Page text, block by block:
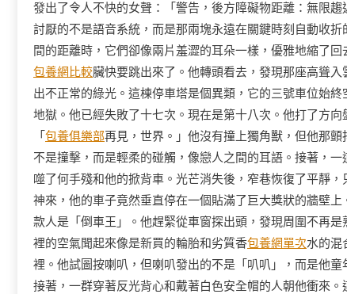
發出了令人不快的女聲：「警告，後方障礙物距離：無限
討厭的不是語音系統，而是那兩塊永遠在關鍵時刻自動收
間的距離時，它們卻像兩片羞澀的耳朵一樣，優雅地縮了
包養網比較臟快要跳出來了。他轉頭看去，發現那座高聳
出不正常的綠光。這棟停車塔是個異類，它的三號車位始
地獄。他已經失敗了十七次。現在是第十八次。他打了方
「 包養俱樂部再見，世界。」他沒有撞上獨角獸，但他那
不是撞擊，而是輕柔的碰觸，像戀人之間的耳語。接著，
噬了何手殘和他的掀背車。光芒消失後，窄巷恢復了平靜
神來，他的車子竟然垂直停在一個貼滿了巨大獎狀的牆壁
款人是「倒車王」。他趕緊從車窗探出頭，發現周圍不再
裡的空氣聞起來像是新買的輪胎和劣質香包養網單次水的混
裡。他試圖按喇叭，但喇叭發出的不是「叭叭」，而是他
接著，一群穿著反光背心和戴著白色安全帽的人朝他衝來